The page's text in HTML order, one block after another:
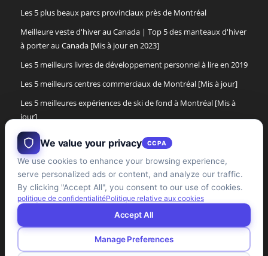
Les 5 plus beaux parcs provinciaux près de Montréal
Meilleure veste d'hiver au Canada | Top 5 des manteaux d'hiver
à porter au Canada [Mis à jour en 2023]
Les 5 meilleurs livres de développement personnel à lire en 2019
Les 5 meilleurs centres commerciaux de Montréal [Mis à jour]
Les 5 meilleures expériences de ski de fond à Montréal [Mis à
jour]
Les 5 meilleures bottes d'hiver pour femmes de 2017
Les 5 meilleures bottes d'hiver pour hommes au Canada [Mise à
Les 5 meilleures expériences de cabane à sucre dans la région
de Montréal [mise à jour]
We value your privacy CCPA
We use cookies to enhance your browsing experience,
serve personalized ads or content, and analyze our traffic.
By clicking "Accept All", you consent to our use of cookies.
politique de confidentialitéPolitique relative aux cookies
Accept All
Manage Preferences